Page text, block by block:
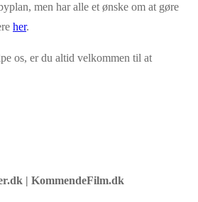
men har alle et ønske om at gøre
her.
os, er du altid velkommen til at
| KommendeFilm.dk